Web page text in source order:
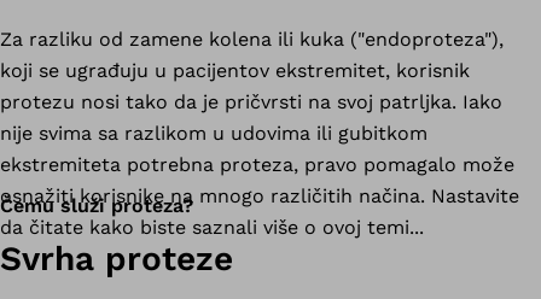
Za razliku od zamene kolena ili kuka ("endoproteza"),
koji se ugrađuju u pacijentov ekstremitet, korisnik
protezu nosi tako da je pričvrsti na svoj patrljka. Iako
nije svima sa razlikom u udovima ili gubitkom
ekstremiteta potrebna proteza, pravo pomagalo može
osnažiti korisnike na mnogo različitih načina. Nastavite
da čitate kako biste saznali više o ovoj temi...
Čemu služi proteza?
Svrha proteze